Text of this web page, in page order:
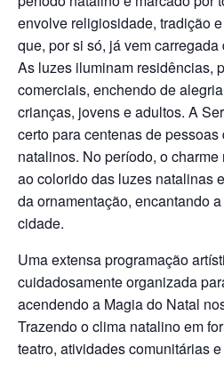
envolve religiosidade, tradição
que, por si só, já vem
As luzes iluminam residências,
comerciais, enchendo de
crianças, jovens e adultos. A
certo para centenas de
natalinos. No período, o
ao colorido das luzes natalinas
da ornamentação, encantando
cidade.
Uma extensa programação
cuidadosamente organizada
acendendo a Magia do Natal
Trazendo o clima natalino em
teatro, atividades comunitárias